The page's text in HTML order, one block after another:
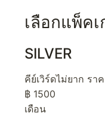
เลือกแพ็ค
SILVER
คีย์เวิร์ดไม่ยาก รา
฿ 1500
เดือน